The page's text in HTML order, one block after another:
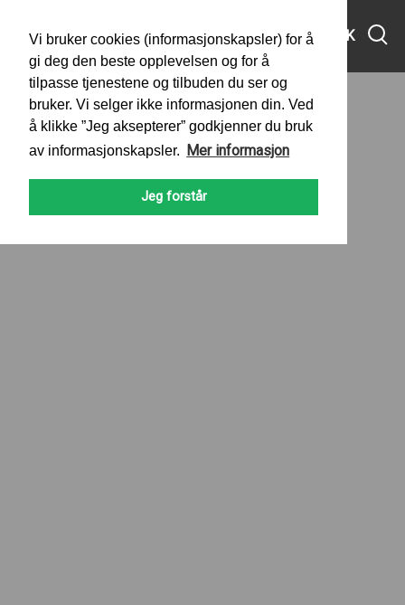
Vi bruker cookies (informasjonskapsler) for å
gi deg den beste opplevelsen og for å
tilpasse tjenestene og tilbuden du ser og
bruker. Vi selger ikke informasjonen din. Ved
å klikke ”Jeg aksepterer” godkjenner du bruk
av informasjonskapsler.
Mer informasjon
Jeg forstår
MENY SØK